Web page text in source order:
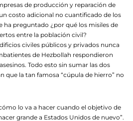
de producción y reparación de
costo adicional no cuantificado de los
ha preguntado ¿por qué los misiles de
entre la población civil?
civiles públicos y privados nunca
de Hezbollah respondieron
Todo esto sin sumar las dos
que la tan famosa “cúpula de hierro” no
lo va a hacer cuando el objetivo de
grande a Estados Unidos de nuevo”.